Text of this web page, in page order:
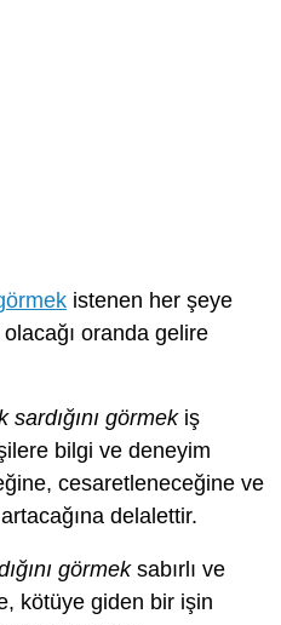
istenen her şeye
oranda gelire
sardığını görmekiş
bilgi ve deneyim
cesaretleneceğine ve
delalettir.
görmeksabırlı ve
kötüye giden bir işin